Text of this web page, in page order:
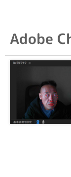
Adobe